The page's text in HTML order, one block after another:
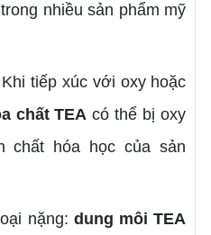
nhiều sản phẩm mỹ
tiếp xúc với oxy hoặc
chấtTEA có thể bị oxy
chất hóa học của sản
nặng: dung môi TEA